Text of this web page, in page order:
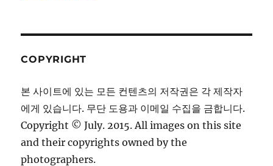
COPYRIGHT
본 사이트에 있는 모든 컨텐츠의 저작권은 각 제작자
에게 있습니다. 무단 도용과 이메일 수집을 금합니다.
Copyright © July. 2015. All images on this site
and their copyrights owned by the
photographers.